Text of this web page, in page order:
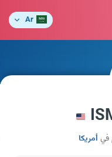
Ar
في أمريكا